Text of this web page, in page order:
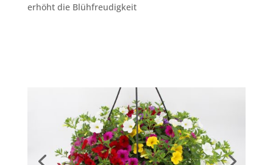
erhöht die Blühfreudigkeit